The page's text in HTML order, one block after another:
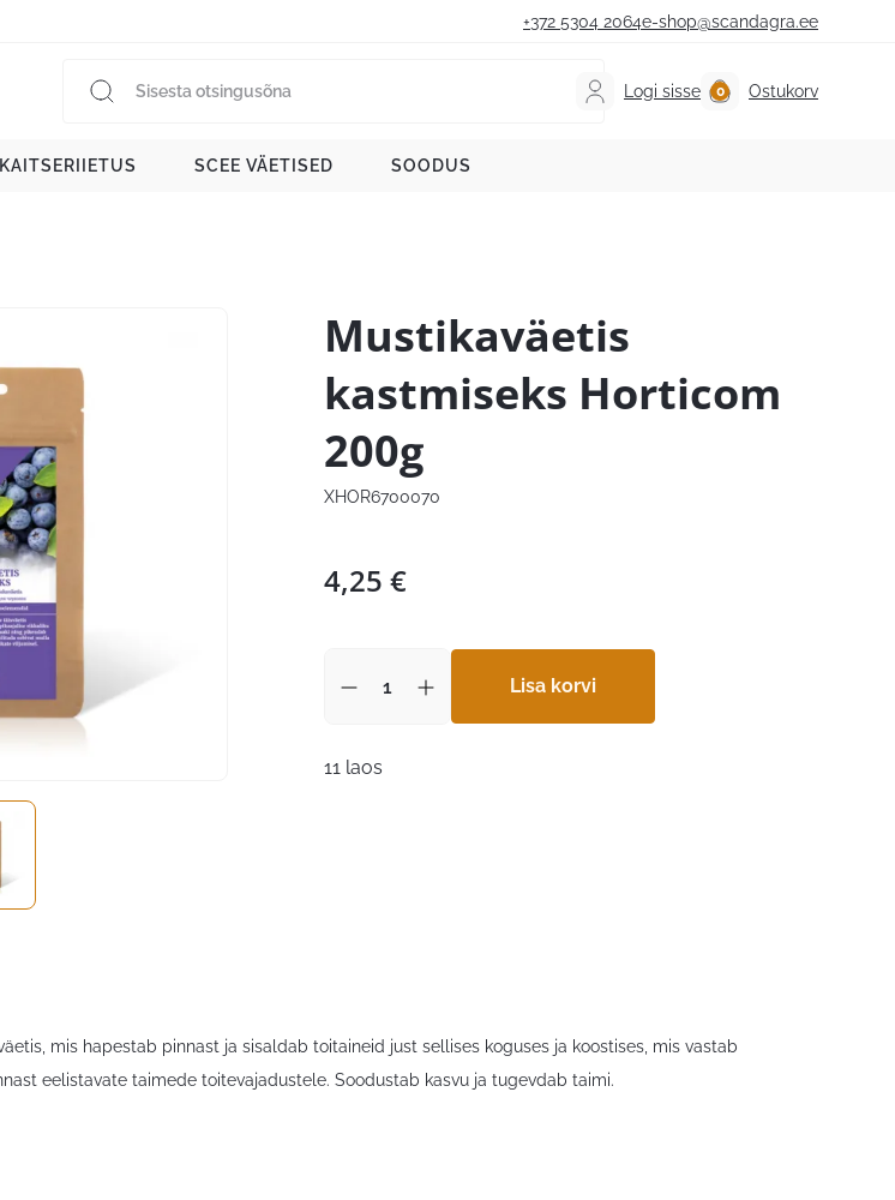
+372 5304 2064e-shop@scandagra.ee
Logi sisse Ostukorv
KAITSERIIETUS SCEE VÄETISED SOODUS
Mustikaväetis
kastmiseks Horticom
200g
XHOR6700070
4,25 €
Lisa korvi
11 laos
mis hapestab pinnast ja sisaldab toitaineid just sellises koguses ja koostises, mis vastab
eelistavate taimede toitevajadustele. Soodustab kasvu ja tugevdab taimi.